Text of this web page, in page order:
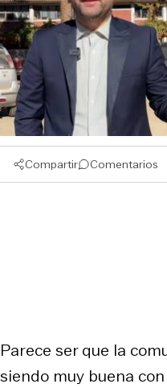
Compartir Comentarios
Parece ser que la
siendo muy buena con